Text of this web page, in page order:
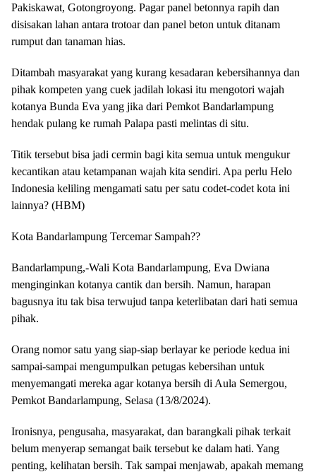
Pakiskawat, Gotongroyong. Pagar panel betonnya rapih dan
disisakan lahan antara trotoar dan panel beton untuk ditanam
rumput dan tanaman hias.
Ditambah masyarakat yang kurang kesadaran kebersihannya dan
pihak kompeten yang cuek jadilah lokasi itu mengotori wajah
kotanya Bunda Eva yang jika dari Pemkot Bandarlampung
hendak pulang ke rumah Palapa pasti melintas di situ.
Titik tersebut bisa jadi cermin bagi kita semua untuk mengukur
kecantikan atau ketampanan wajah kita sendiri. Apa perlu Helo
Indonesia keliling mengamati satu per satu codet-codet kota ini
lainnya? (HBM)
Kota Bandarlampung Tercemar Sampah??
Bandarlampung,-Wali Kota Bandarlampung, Eva Dwiana
menginginkan kotanya cantik dan bersih. Namun, harapan
bagusnya itu tak bisa terwujud tanpa keterlibatan dari hati semua
pihak.
Orang nomor satu yang siap-siap berlayar ke periode kedua ini
sampai-sampai mengumpulkan petugas kebersihan untuk
menyemangati mereka agar kotanya bersih di Aula Semergou,
Pemkot Bandarlampung, Selasa (13/8/2024).
Ironisnya, pengusaha, masyarakat, dan barangkali pihak terkait
belum menyerap semangat baik tersebut ke dalam hati. Yang
penting, kelihatan bersih. Tak sampai menjawab, apakah memang